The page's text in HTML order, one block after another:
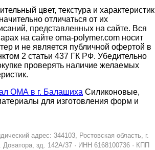
цвет, текстура и
отличаться от их
представленных на сайте. Вся
на сайте oma-polymer.com носит
и не является публичной офертой в
2 статьи 437 ГК РФ. Убедительно
проверять наличие желаемых
ОМА в г. Балашиха Силиконовые,
для изготовления форм и
адрес: 344103, Ростовская область, г.
Доватора, зд. 142А/37 · ИНН 6168100736 · КПП